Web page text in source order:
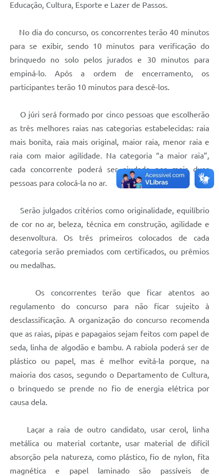
Educação, Cultura, Esporte e Lazer de Passos.
No dia do concurso, os concorrentes terão 40 minutos
para se exibir, sendo 10 minutos para verificação do
brinquedo no solo pelos jurados e 30 minutos para
empiná-lo. Após a ordem de encerramento, os
participantes terão 10 minutos para descê-los.
O júri será formado por cinco pessoas que escolherão
as três melhores raias nas categorias estabelecidas: raia
mais bonita, raia mais original, maior raia, menor raia e
raia com maior agilidade. Na categoria “a maior raia”,
cada concorrente poderá ser ajudado por mais duas
pessoas para colocá-la no ar.
Serão julgados critérios como originalidade, equilíbrio
de cor no ar, beleza, técnica em construção, agilidade e
desenvoltura. Os três primeiros colocados de cada
categoria serão premiados com certificados, ou prêmios
ou medalhas.
Os concorrentes terão que ficar atentos ao
regulamento do concurso para não ficar sujeito à
desclassificação. A organização do concurso recomenda
que as raias, pipas e papagaios sejam feitos com papel de
seda, linha de algodão e bambu. A rabiola poderá ser de
plástico ou papel, mas é melhor evitá-la porque, na
maioria dos casos, segundo o Departamento de Cultura,
o brinquedo se prende no fio de energia elétrica por
causa dela.
Laçar a raia de outro candidato, usar cerol, linha
metálica ou material cortante, usar material de difícil
absorção pela natureza, como plástico, fio de nylon, fita
magnética e papel laminado são passíveis de